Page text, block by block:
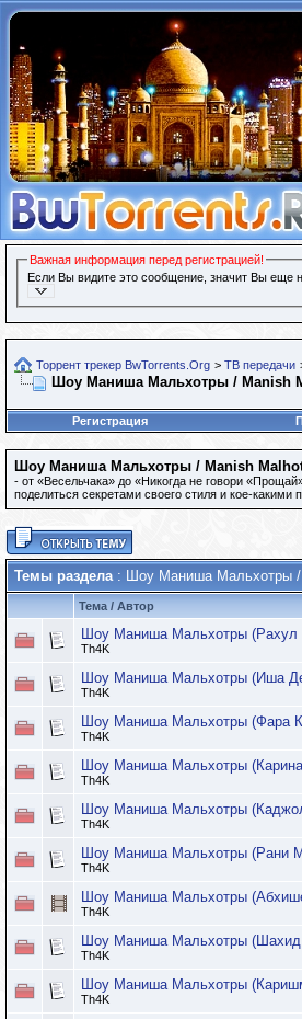
Важная информация перед регистрацией!
Если Вы видите это сообщение, значит Вы еще
Торрент трекер BwTorrents.Org > ТВ передачи
Шоу Маниша Мальхотры / Manish
Регистрация
Шоу Маниша Мальхотры / Manish
- от «Весельчака» до «Никогда не говори
поделиться секретами своего стиля и кое-какими
Темы раздела: Шоу Маниша Мальхотры /
Тема / Автор
Шоу Маниша Мальхотры (Рахул
Th4K
Шоу Маниша Мальхотры (Иша
Th4K
Шоу Маниша Мальхотры (Фара
Th4K
Шоу Маниша Мальхотры
Th4K
Шоу Маниша Мальхотры
Th4K
Шоу Маниша Мальхотры (Рани
Th4K
Шоу Маниша Мальхотры
Th4K
Шоу Маниша Мальхотры (Шахид
Th4K
Шоу Маниша Мальхотры
Th4K